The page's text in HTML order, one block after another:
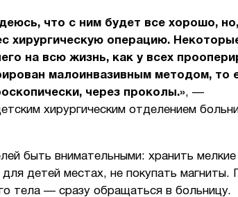
что с ним будет все хорошо,
хирургическую операцию.
на всю жизнь, как у всех
малоинвазивным методом, то
через проколы.», —
хирургическим отделением
быть внимательными: хранить
детей местах, не покупать магниты.
тела — сразу обращаться в больницу.